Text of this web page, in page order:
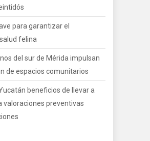
para garantizar el
felina
del sur de Mérida impulsan
de espacios comunitarios
beneficios de llevar a
valoraciones preventivas